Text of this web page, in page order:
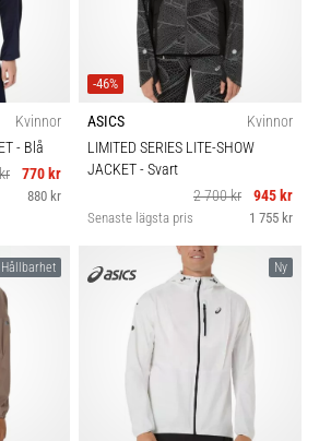
Kvinnor
- Blå
770 kr
880 kr
-46%
ASICS
Kvinnor
LIMITED SERIES LITE-SHOW
JACKET- Svart
2 700 kr
945 kr
Senaste lägsta pris 1 755 kr
Hållbarhet Ny